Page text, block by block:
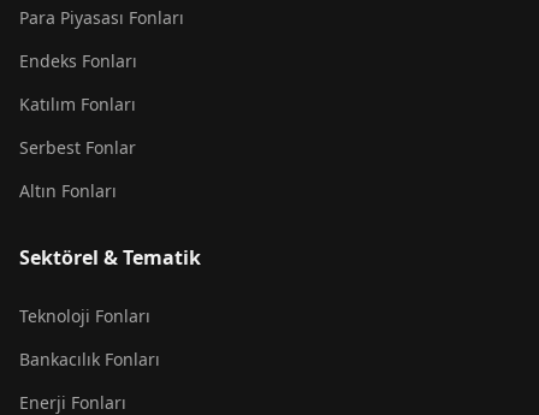
Para Piyasası Fonları
Endeks Fonları
Katılım Fonları
Serbest Fonlar
Altın Fonları
Sektörel & Tematik
Teknoloji Fonları
Bankacılık Fonları
Enerji Fonları